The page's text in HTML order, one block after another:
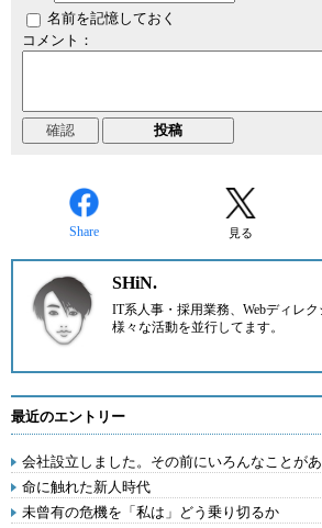
名前を記憶しておく
コメント：
Share 見る
SHiN.
IT系人事・採用業務、Webディレク
様々な活動を並行してます。
最近のエントリー
会社設立しました。その前にいろんなことがあ
命に触れた新人時代
未曾有の危機を「私は」どう乗り切るか